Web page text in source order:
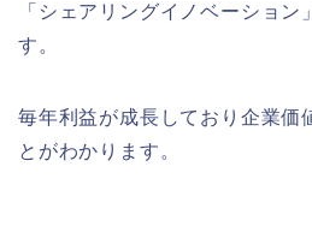
「シェアリングイノベーショ
す。
毎年利益が成長しており企業価
とがわかります。